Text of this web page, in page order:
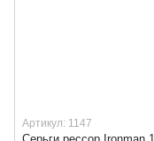
Артикул: 1147